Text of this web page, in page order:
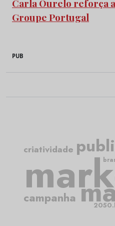
Carla Ourelo reforça
Groupe Portugal
PUB
criatividade
campanha